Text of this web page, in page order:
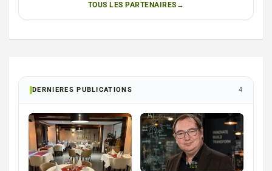
TOUS LES PARTENAIRES
DERNIERES PUBLICATIONS 4